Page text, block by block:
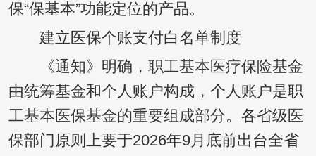
保“保基本”功能定位的产品。
建立医保个账支付白名单制度
《通知》明确，职工基本医疗保险基金
由统筹基金和个人账户构成，个人账户是职
工基本医保基金的重要组成部分。各省级医
保部门原则上要于2026年9月底前出台全省